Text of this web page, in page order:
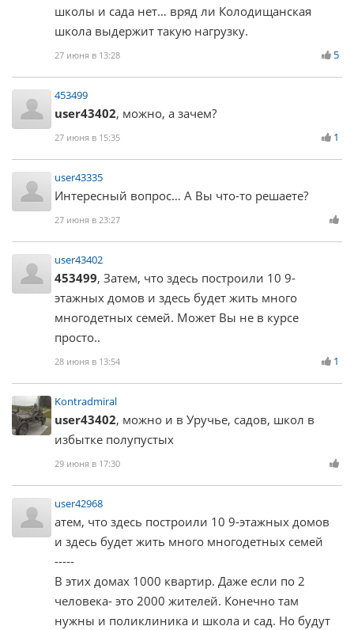
школы и сада нет… вряд ли Колодищанская
школа выдержит такую нагрузку.
27 июня в 13:28 5
453499
user43402, можно, а зачем?
27 июня в 15:35 1
user43335
Интересный вопрос… А Вы что-то решаете?
27 июня в 23:27
user43402
453499, Затем, что здесь построили 10 9-
этажных домов и здесь будет жить много
многодетных семей. Может Вы не в курсе
просто..
28 июня в 13:54 1
Kontradmiral
user43402, можно и в Уручье, садов, школ в
избытке полупустых
29 июня в 17:30
user42968
атем, что здесь построили 10 9-этажных домов
и здесь будет жить много многодетных семей
-----
В этих домах 1000 квартир. Даже если по 2
человека- это 2000 жителей. Конечно там
нужны и поликлиника и школа и сад. Но будут